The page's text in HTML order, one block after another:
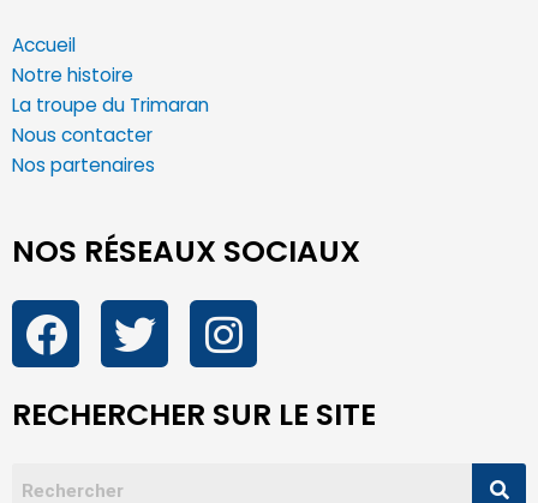
Accueil
Notre histoire
La troupe du Trimaran
Nous contacter
Nos partenaires
NOS RÉSEAUX SOCIAUX
RECHERCHER SUR LE SITE